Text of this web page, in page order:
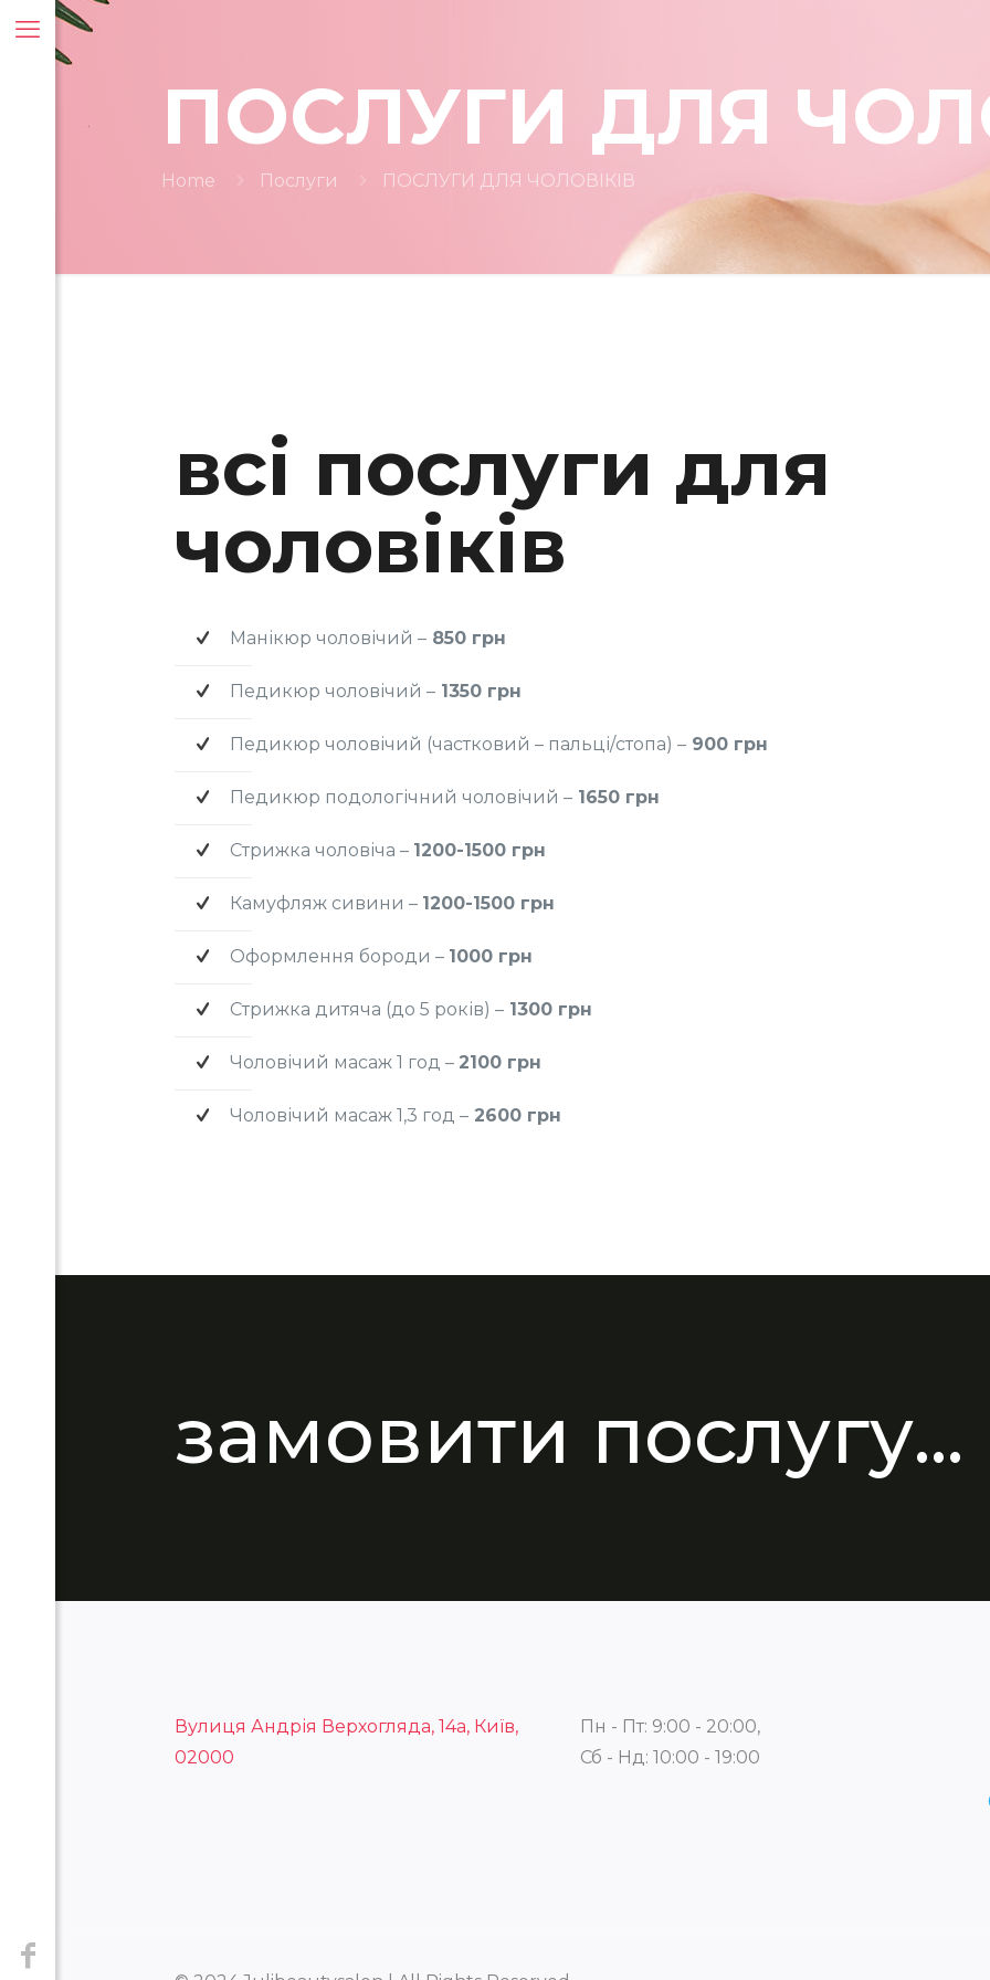
ПОСЛУГИ ДЛЯ
Home Послуги ПОСЛУГИ ДЛЯ ЧОЛОВІКІВ
всі послуги для
чоловіків
Манікюр чоловічий – 850 грн
Педикюр чоловічий – 1350 грн
Педикюр чоловічий (частковий – пальці/стопа) – 900 грн
Педикюр подологічний чоловічий – 1650 грн
Стрижка чоловіча – 1200-1500 грн
Камуфляж сивини – 1200-1500 грн
Оформлення бороди – 1000 грн
Стрижка дитяча (до 5 років) – 1300 грн
Чоловічий масаж 1 год – 2100 грн
Чоловічий масаж 1,3 год – 2600 грн
замовити послугу...
Вулиця Андрія Верхогляда, 14а, Київ,
02000
Пн - Пт: 9:00 - 20:00,
Сб - Нд: 10:00 - 19:00
ПОСЛУГИ ДЛЯ ЧОЛОВІКІВ
Замовити